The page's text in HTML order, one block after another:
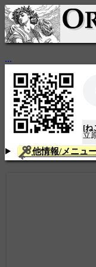
...
[ね
立
他情報/メニュ